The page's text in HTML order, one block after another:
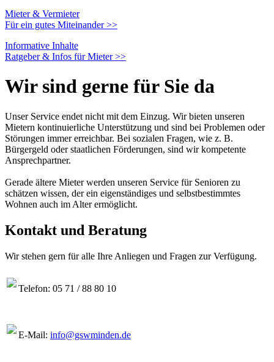
Mieter & Vermieter
Für ein gutes Miteinander>>
Informative Inhalte
Ratgeber & Infos für Mieter>>
Wir sind gerne für Sie da
Unser Service endet nicht mit dem Einzug. Wir bieten unseren
Mietern kontinuierliche Unterstützung und sind bei Problemen oder
Störungen immer erreichbar. Bei sozialen Fragen, wie z. B.
Bürgergeld oder staatlichen Förderungen, sind wir kompetente
Ansprechpartner.
Gerade ältere Mieter werden unseren Service für Senioren zu
schätzen wissen, der ein eigenständiges und selbstbestimmtes
Wohnen auch im Alter ermöglicht.
Kontakt und Beratung
Wir stehen gern für alle Ihre Anliegen und Fragen zur Verfügung.
Telefon: 05 71 / 88 80 10
E-Mail: info@gswminden.de